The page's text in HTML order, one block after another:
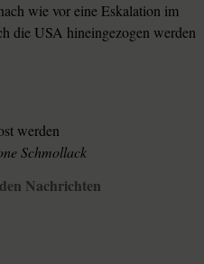
wie vor eine Eskalation im
die USA hineingezogen werden
werden
Schmollack
Nachrichten